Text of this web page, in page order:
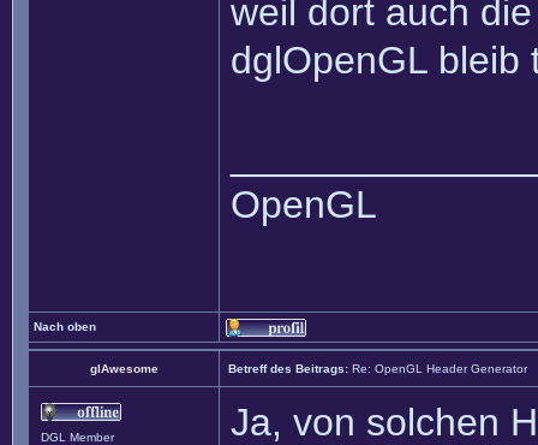
weil dort auch
dglOpenGL bleib
OpenGL
Nach oben
glAwesome Betreff des Beitrags: Re: OpenGL Header Generator
DGL Member
Ja, von solchen